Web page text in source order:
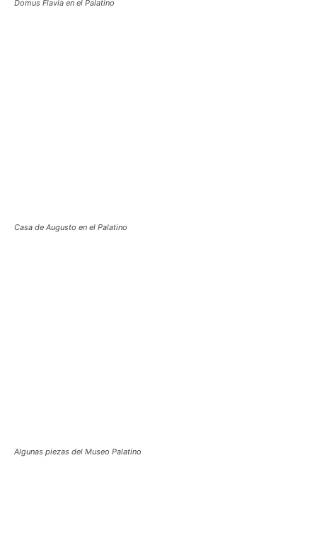
Domus Flavia en el Palatino
Casa de Augusto en el Palatino
Algunas piezas del Museo Palatino